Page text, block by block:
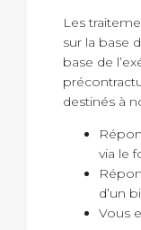
Les
sur la base
base de
destinés à
via le
d’un
Vous